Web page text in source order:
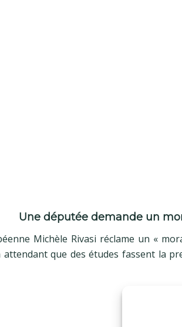
Une députée demande un
Michèle Rivasi réclame un «
que des études fassent la